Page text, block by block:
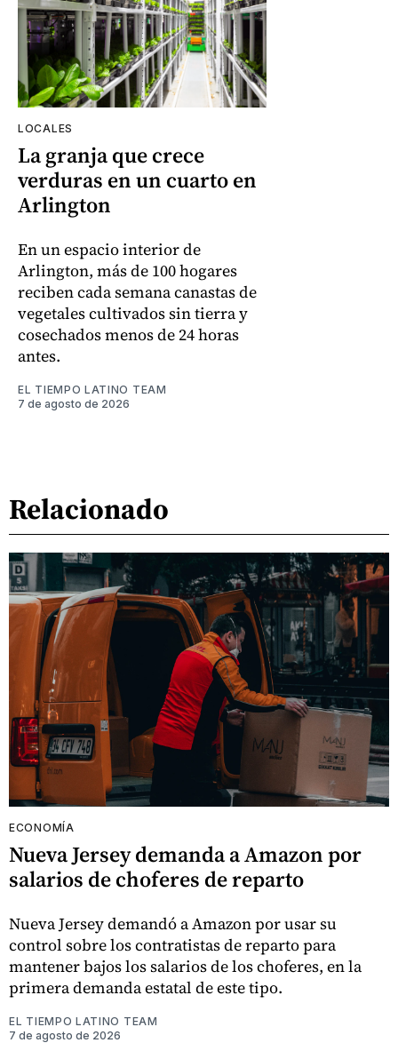
LOCALES
La granja que crece
verduras en un cuarto en
Arlington
En un espacio interior de
Arlington, más de 100 hogares
reciben cada semana canastas de
vegetales cultivados sin tierra y
cosechados menos de 24 horas
antes.
EL TIEMPO LATINO TEAM
7 de agosto de 2026
Relacionado
ECONOMÍA
Nueva Jersey demanda a Amazon por
salarios de choferes de reparto
Nueva Jersey demandó a Amazon por usar su
control sobre los contratistas de reparto para
mantener bajos los salarios de los choferes, en la
primera demanda estatal de este tipo.
EL TIEMPO LATINO TEAM
7 de agosto de 2026